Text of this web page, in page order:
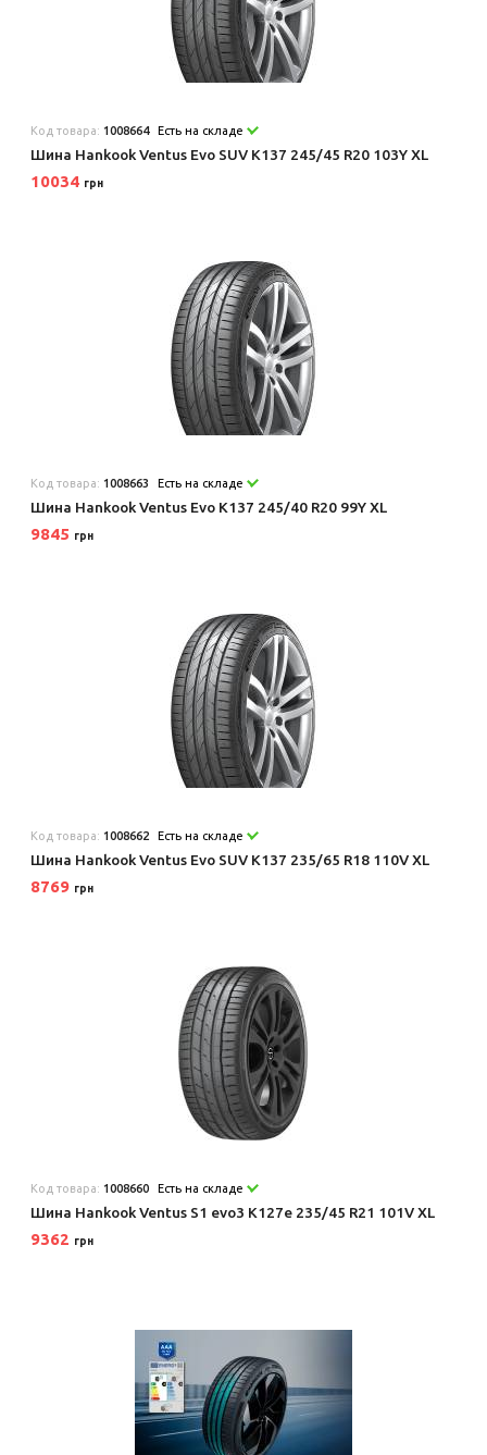
Код товара: 1008664 Есть на складе
Шина Hankook Ventus Evo SUV K137 245/45 R20 103Y XL
10034 грн
Код товара: 1008663 Есть на складе
Шина Hankook Ventus Evo K137 245/40 R20 99Y XL
9845 грн
Код товара: 1008662 Есть на складе
Шина Hankook Ventus Evo SUV K137 235/65 R18 110V XL
8769 грн
Код товара: 1008660 Есть на складе
Шина Hankook Ventus S1 evo3 K127e 235/45 R21 101V XL
9362 грн